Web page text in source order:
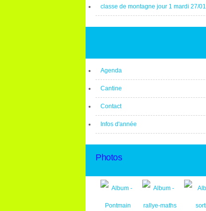
classe de montagne jour 1 mardi 27/01
Agenda
Cantine
Contact
Infos d'année
Photos